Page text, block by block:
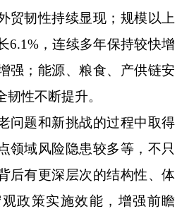
贸韧性持续显现；规模以上
6.1%，连续多年保持较快增
强；能源、粮食、产供链安
性不断提升。
题和新挑战的过程中取得
领域风险隐患较多等，不只
后有更深层次的结构性、体
政策实施效能，增强前瞻